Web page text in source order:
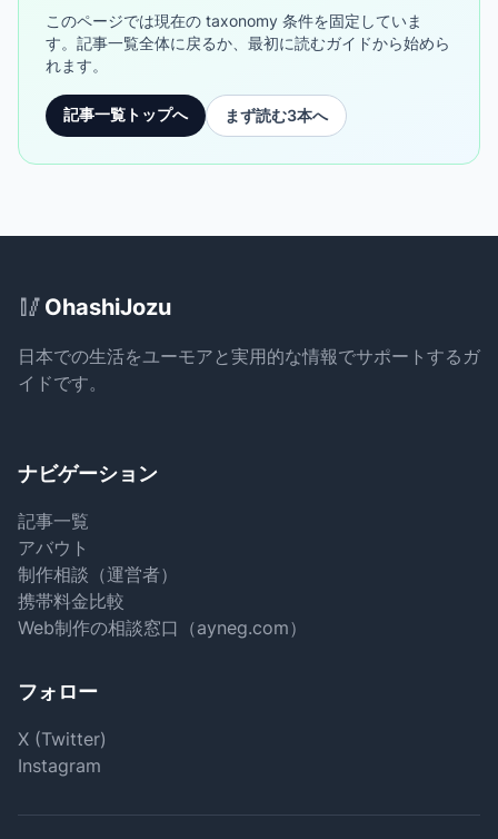
このページでは現在の taxonomy 条件を固定していま
す。記事一覧全体に戻るか、最初に読むガイドから始めら
れます。
記事一覧トップへ まず読む3本へ
Site Footer
🥢 OhashiJozu
日本での生活をユーモアと実用的な情報でサポートするガ
イドです。
ナビゲーション
記事一覧
アバウト
制作相談（運営者）
携帯料金比較
Web制作の相談窓口（ayneg.com）
フォロー
X (Twitter)
Instagram